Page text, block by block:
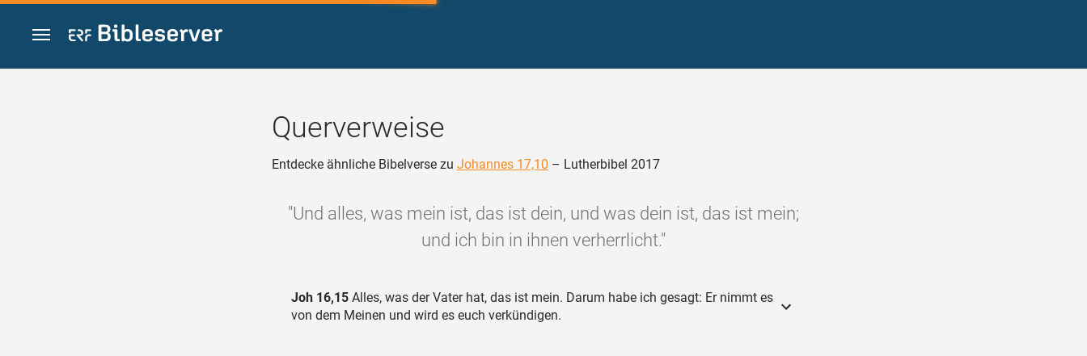
Zum Inhalt springen
Querverweise
Entdecke ähnliche Bibelverse zu Johannes 17,10 – Lutherbibel 2017
"Und alles, was mein ist, das ist dein, und was dein ist, das ist mein;
und ich bin in ihnen verherrlicht."
Joh 16,15 Alles, was der Vater hat, das ist mein. Darum habe ich gesagt: Er nimmt es
von dem Meinen und wird es euch verkündigen.